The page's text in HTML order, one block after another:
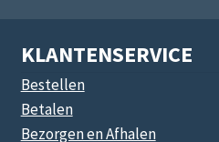
KLANTENSERVICE
Bestellen
Betalen
Bezorgen en Afhalen